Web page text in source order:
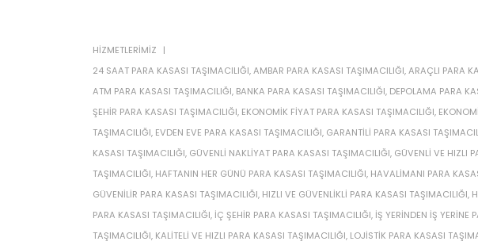
HIZMETLERIMIZ
24 SAAT PARA KASASI TAŞIMACILIĞI,AMBAR PARA KASASI TAŞIMACILIĞI,ARAÇLI PARA
ATM PARA KASASI TAŞIMACILIĞI, BANKA PARA KASASI TAŞIMACILIĞI, DEPOLAMA PARA
ŞEHIR PARA KASASI TAŞIMACILIĞI, EKONOMIK FIYAT PARA KASASI TAŞIMACILIĞI,
TAŞIMACILIĞI, EVDEN EVE PARA KASASI TAŞIMACILIĞI, GARANTILI PARA KASASI
KASASI TAŞIMACILIĞI, GÜVENLI NAKLIYAT PARA KASASI TAŞIMACILIĞI, GÜVENLI VE HIZLI
TAŞIMACILIĞI, HAFTANIN HER GÜNÜ PARA KASASI TAŞIMACILIĞI, HAVALIMANI PARA
GÜVENILIR PARA KASASI TAŞIMACILIĞI, HIZLI VE GÜVENLIKLI PARA KASASI TAŞIMACILIĞI,
PARA KASASI TAŞIMACILIĞI, IÇ ŞEHIR PARA KASASI TAŞIMACILIĞI, IŞ YERINDEN IŞ YERINE
TAŞIMACILIĞI, KALITELI VE HIZLI PARA KASASI TAŞIMACILIĞI, LOJISTIK PARA KASASI